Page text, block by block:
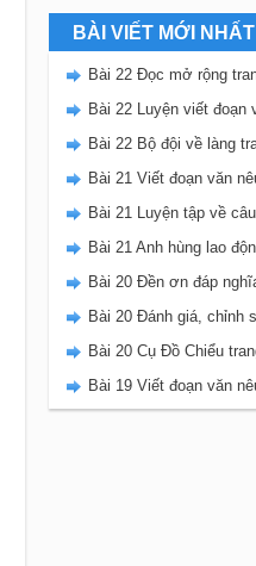
BÀI VIẾT MỚI NHẤT